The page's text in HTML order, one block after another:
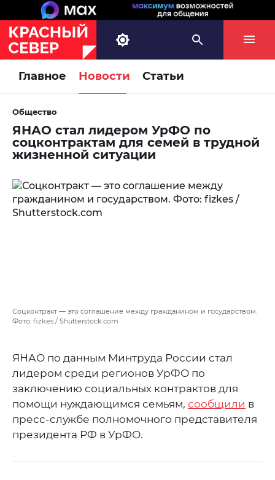
Главное Новости Статьи
Общество
ЯНАО стал лидером УрФО по
соцконтрактам для семей в трудной
жизненной ситуации
Соцконтракт — это соглашение между гражданином и государством.
Фото: fizkes / Shutterstock.com
ЯНАО по данным Минтруда России стал
лидером среди регионов УрФО по
заключению социальных контрактов для
помощи нуждающимся семьям, сообщили в
пресс-службе полномочного представителя
президента РФ в УрФО.